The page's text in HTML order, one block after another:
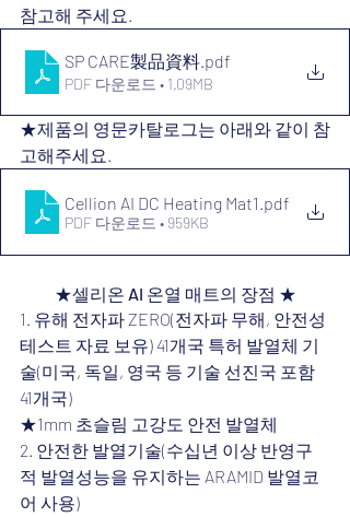
참고해 주세요.
SP CARE製品資料.pdf
PDF 다운로드 • 1.09MB
★제품의 영문카탈로그는 아래와 같이 참
고해주세요.
Cellion AI DC Heating Mat1 .pdf
PDF 다운로드 • 959KB
★셀리온 AI 온열 매트의 장점 ★
1. 유해 전자파 ZERO(전자파 무해, 안전성
테스트 자료 보유) 41개국 특허 발열체 기
술(미국, 독일, 영국 등 기술 선진국 포함
41개국)
★1mm 초슬림 고강도 안전 발열체
2. 안전한 발열기술(수십년 이상 반영구
적 발열성능을 유지하는 ARAMID 발열코
어 사용)